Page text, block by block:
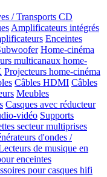
/ Transports CD
Amplificateurs intégrés
Enceintes
Home-cinéma
multicanaux home-
Projecteurs home-cinéma
Câbles HDMI Câbles
Meubles
Casques avec réducteur
vidéo Supports
secteur multiprises
d'ondes /
de musique en
enceintes
pour casques hifi